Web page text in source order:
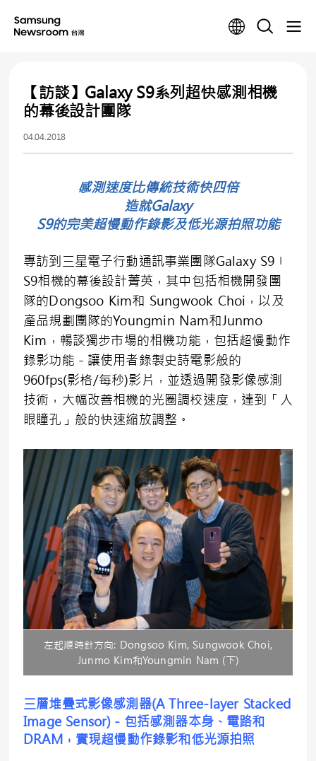
【訪談】Galaxy S9系列超快感測相機
的幕後設計團隊
04.04.2018
感測速度比傳統技術快四倍
造就Galaxy
S9的完美超慢動作錄影及低光源拍照功能
專訪到三星電子行動通訊事業團隊Galaxy S9〡
S9相機的幕後設計菁英，其中包括相機開發團
隊的Dongsoo Kim和 Sungwook Choi，以及
產品規劃團隊的Youngmin Nam和Junmo
Kim，暢談獨步市場的相機功能，包括超慢動作
錄影功能－讓使用者錄製史詩電影般的
960fps(影格/每秒)影片，並透過開發影像感測
技術，大幅改善相機的光圈調校速度，達到「人
眼瞳孔」般的快速縮放調整。
左起順時針方向: Dongsoo Kim, Sungwook Choi,
Junmo Kim和Youngmin Nam (下)
三層堆疊式影像感測器(A Three-layer Stacked
Image Sensor) －包括感測器本身、電路和
DRAM，實現超慢動作錄影和低光源拍照